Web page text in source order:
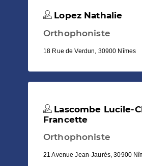
Lopez Nathalie
Orthophoniste
18 Rue de Verdun, 30900 Nîmes
Lascombe Lucile-
Francette
Orthophoniste
21 Avenue Jean-Jaurès, 30900